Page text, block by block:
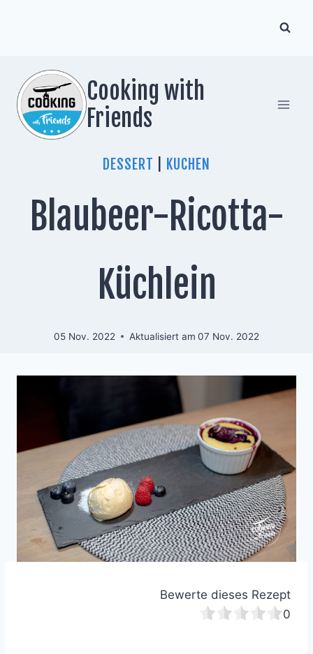
Cooking with
Friends
DESSERT KUCHEN
Blaubeer-Ricotta-
Küchlein
05 Nov. 2022 Aktualisiert am 07 Nov. 2022
Bewerte dieses Rezept
0